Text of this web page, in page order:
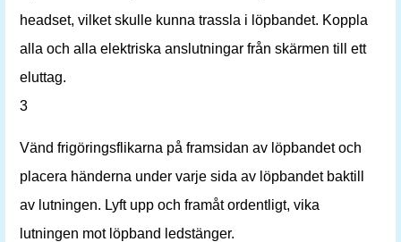
headset, vilket skulle kunna trassla i löpbandet. Koppla
alla och alla elektriska anslutningar från skärmen till ett
eluttag.
3
Vänd frigöringsflikarna på framsidan av löpbandet och
placera händerna under varje sida av löpbandet baktill
av lutningen. Lyft upp och framåt ordentligt, vika
lutningen mot löpband ledstänger.